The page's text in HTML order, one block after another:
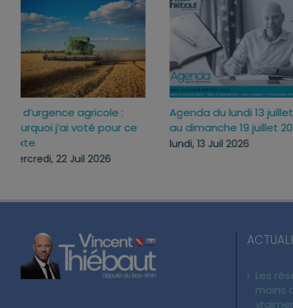
Loi d’urgence agricole :
pourquoi j’ai voté pour ce
texte
mercredi, 22 Juil 2026
Agenda du lundi 13
au dimanche 19 juillet
lundi, 13 Juil 2026
Les
moins